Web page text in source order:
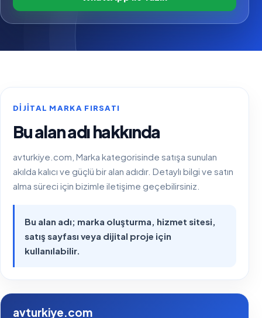
DIJITAL MARKA FIRSATI
Bu alan adı hakkında
avturkiye.com, Marka kategorisinde satışa sunulan
akılda kalıcı ve güçlü bir alan adıdır. Detaylı bilgi ve satın
alma süreci için bizimle iletişime geçebilirsiniz.
Bu alan adı; marka oluşturma, hizmet sitesi,
satış sayfası veya dijital proje için
kullanılabilir.
avturkiye.com